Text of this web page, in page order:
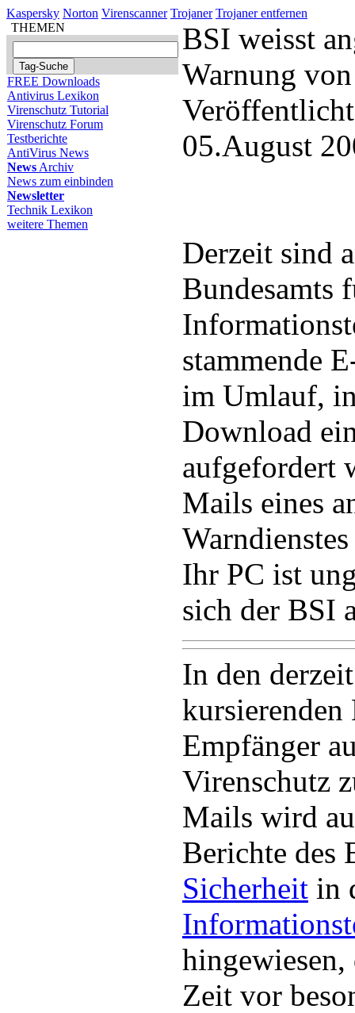
Kaspersky Norton Virenscanner Trojaner Trojaner entfernen
THEMEN
FREE Downloads
Antivirus Lexikon
Virenschutz Tutorial
Virenschutz Forum
Testberichte
AntiVirus News
News Archiv
News zum einbinden
Newsletter
Technik Lexikon
weitere Themen
BSI weisst
Warnung
05.August
Derzeit sind
Bundesamts
stammende
im Umlauf,
Download
aufgefordert
Mails eines
Ihr PC ist
sich der BSI
In den
Empfänger
Virenschutz
Mails wird
Berichte des
Sicherheit in
Zeit vor